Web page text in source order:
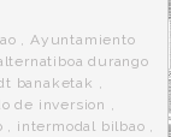
, Ayuntamiento
durango
banaketak ,
de inversion ,
, intermodal bilbao ,